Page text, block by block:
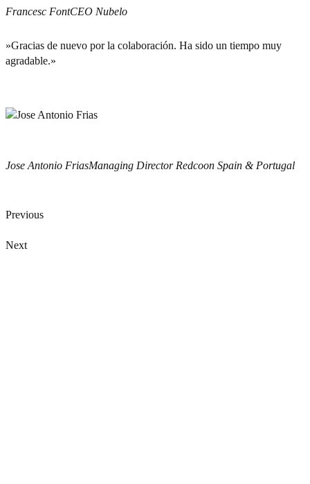
Francesc FontCEO Nubelo
»Gracias de nuevo por la colaboración. Ha sido un tiempo muy
agradable.»
Jose Antonio FriasManaging Director Redcoon Spain & Portugal
Previous
Next